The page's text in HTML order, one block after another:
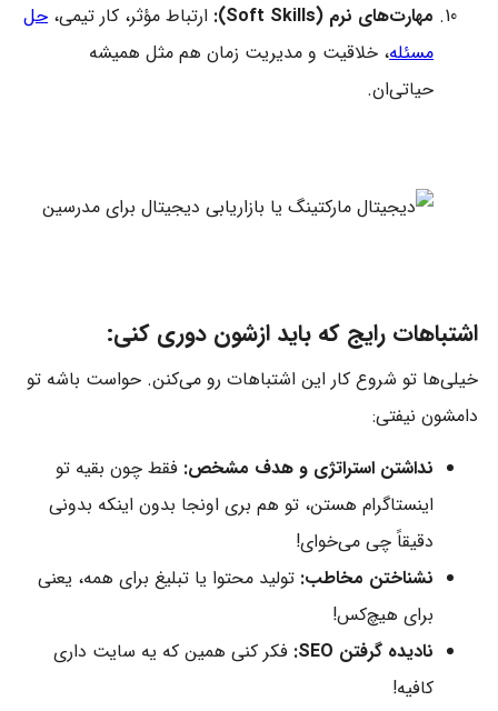
مهارت‌های نرم (Soft Skills): ارتباط مؤثر، کار تیمی، حل
مسئله، خلاقیت و مدیریت زمان هم مثل همیشه
حیاتی‌ان.
اشتباهات رایج که باید ازشون دوری کنی:
خیلی‌ها تو شروع کار این اشتباهات رو می‌کنن. حواست باشه تو
دامشون نیفتی:
نداشتن استراتژی و هدف مشخص: فقط چون بقیه تو
اینستاگرام هستن، تو هم بری اونجا بدون اینکه بدونی
دقیقاً چی می‌خوای!
نشناختن مخاطب: تولید محتوا یا تبلیغ برای همه، یعنی
برای هیچ‌کس!
نادیده گرفتن SEO:
فکر کنی همین که یه سایت داری
کافیه!